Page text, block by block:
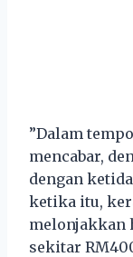
”Dalam
mencabar,
dengan
ketika itu,
melonjakkan
sekitar